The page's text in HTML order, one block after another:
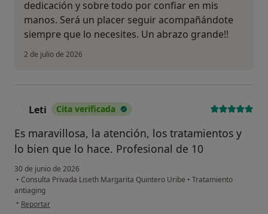
dedicación y sobre todo por confiar en mis
manos. Será un placer seguir acompañándote
siempre que lo necesites. Un abrazo grande!!
2 de julio de 2026
Leti Cita verificada
Es maravillosa, la atención, los tratamientos y
lo bien que lo hace. Profesional de 10
30 de junio de 2026
• Consulta Privada Liseth Margarita Quintero Uribe • Tratamiento
antiaging
• en opinión del usuario Leti
Reportar